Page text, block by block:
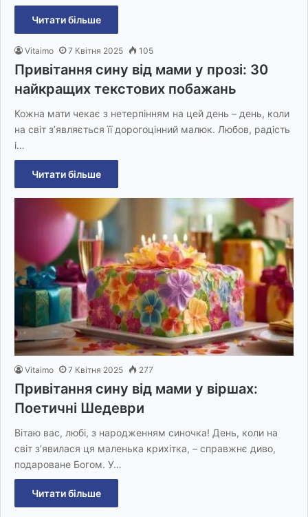
Читати більше
Vitaimo 7 Квітня 2025 105
Привітання сину від мами у прозі: 30
найкращих текстових побажань
Кожна мати чекає з нетерпінням на цей день – день, коли
на світ з’являється її дорогоцінний малюк. Любов, радість
і…
Читати більше
Vitaimo 7 Квітня 2025 277
Привітання сину від мами у віршах:
Поетичні Шедеври
Вітаю вас, любі, з народженням синочка! День, коли на
світ з’явилася ця маленька крихітка, – справжнє диво,
подароване Богом. У…
Читати більше